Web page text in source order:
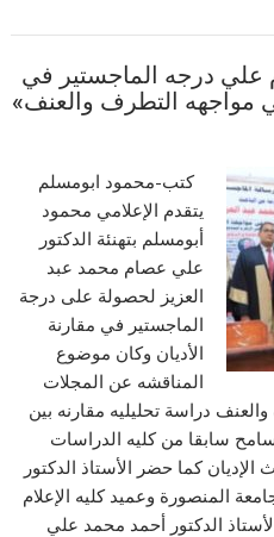
درجه الماجستير في
مواجهه التطرف والعنف»
كتب-محمود ابومسلم
يتقدم الإعلامي محمود
أبومسلم بتهنئة الدكتور
علي عصام محمد عبد
العزيز لحصولة على درجة
الماجستير في مقارنة
الأديان وكان موضوع
المناقشه عن المجلات
دراسة تحليليه مقارنه بين
سابقا من كليه الدراسات
كما حضر الأستاذ الدكتور
المنصورة وعميد كليه الإعلام
الدكتور أحمد محمد علي